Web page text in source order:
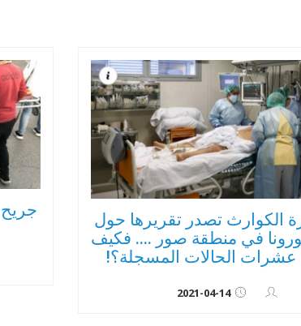
الكوارث تصدر تقريرها حول
في منطقة صور .... فكيف
الحالات المسجلة؟!
2021-04-14